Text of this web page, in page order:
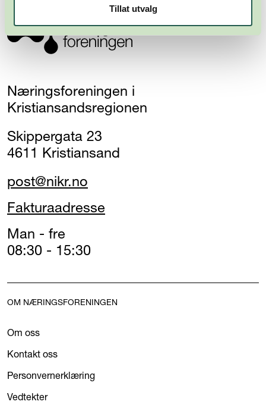
Tillat utvalg
Næringsforeningen i
Kristiansandsregionen
Skippergata 23
4611 Kristiansand
post@nikr.no
Fakturaadresse
Man - fre
08:30 - 15:30
OM NÆRINGSFORENINGEN
Om oss
Kontakt oss
Personvernerklæring
Vedtekter